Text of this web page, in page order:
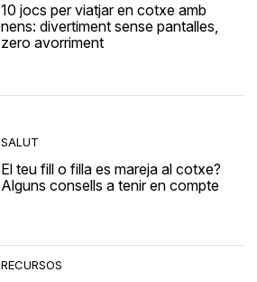
10 jocs per viatjar en cotxe amb
nens: divertiment sense pantalles,
zero avorriment
SALUT
El teu fill o filla es mareja al cotxe?
Alguns consells a tenir en compte
RECURSOS